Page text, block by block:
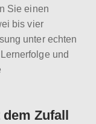
Sie einen
bis vier
unter echten
und
Zufall